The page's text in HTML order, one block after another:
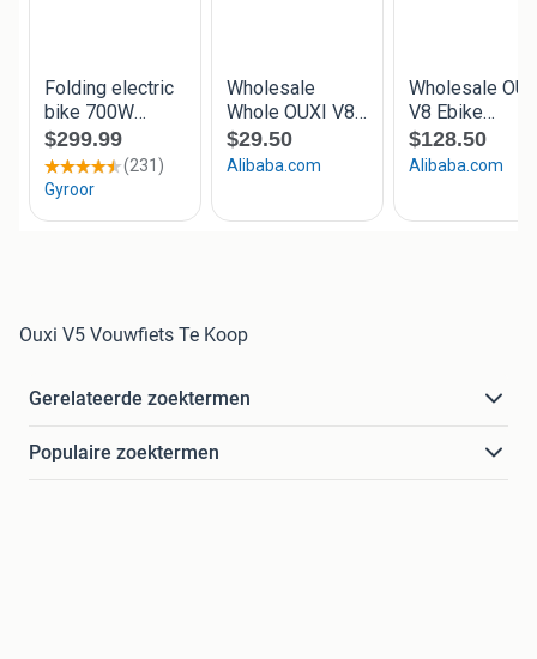
Ouxi V5 Vouwfiets Te Koop
Gerelateerde zoektermen
Populaire zoektermen